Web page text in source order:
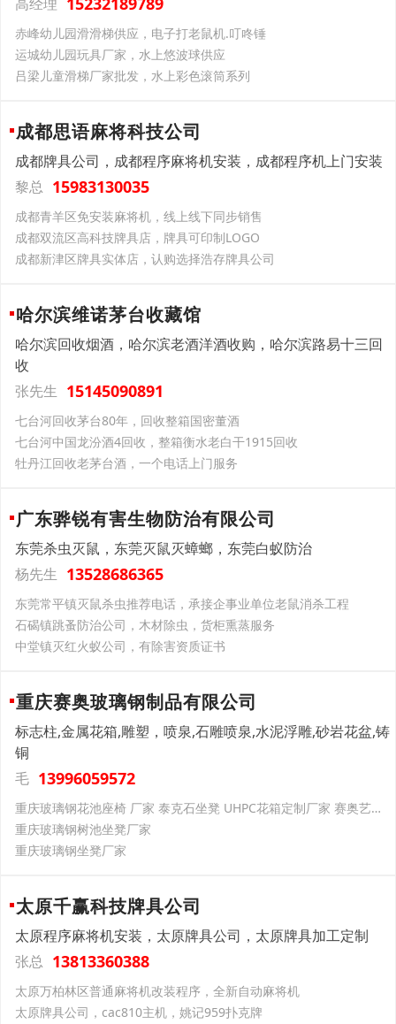
赤峰幼儿园滑滑梯供应，电子打老鼠机.叮咚锤
运城幼儿园玩具厂家，水上悠波球供应
吕梁儿童滑梯厂家批发，水上彩色滚筒系列
成都思语麻将科技公司
成都牌具公司，成都程序麻将机安装，成都程序机上门安装
黎总 15983130035
‌成都‌青羊区‌‌‌免安装麻将机，线上线下同步销售
‌成都‌双流区‌‌‌高科技牌具店，牌具可印制LOGO
‌成都‌新津区‌‌‌牌具实体店，认购选择浩存牌具公司
哈尔滨维诺茅台收藏馆
哈尔滨回收烟酒，哈尔滨老酒洋酒收购，哈尔滨路易十三回
收
张先生 15145090891
七台河回收茅台80年，回收整箱国密董酒
七台河中国龙汾酒4回收，整箱衡水老白干1915回收
牡丹江回收老茅台酒，一个电话上门服务
广东骅锐有害生物防治有限公司
东莞杀虫灭鼠，东莞灭鼠灭蟑螂，东莞白蚁防治
杨先生 13528686365
东莞常平镇灭鼠杀虫推荐电话，承接企事业单位老鼠消杀工程
石碣镇跳蚤防治公司，木材除虫，货柜熏蒸服务
中堂镇灭红火蚁公司，有除害资质证书
重庆赛奥玻璃钢制品有限公司
标志柱,金属花箱,雕塑，喷泉,石雕喷泉,水泥浮雕,砂岩花盆,铸
铜
毛 13996059572
重庆玻璃钢花池座椅 厂家 泰克石坐凳 UHPC花箱定制厂家 赛奥艺术景观
重庆玻璃钢树池坐凳厂家
重庆玻璃钢坐凳厂家
太原千赢科技牌具公司
太原程序麻将机安装，太原牌具公司，太原牌具加工定制
张总 13813360388
太原万柏林区普通麻将机改装程序，全新自动麻将机
太原牌具公司，cac810主机，姚记959扑克牌